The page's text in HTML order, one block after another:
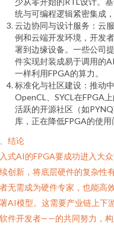
统与可编程逻辑紧密集成
云边协同与设计服务：云
例和云端开发环境，开发
署到边缘设备。一些公司
件实现封装成易于调用的
一样利用FPGA的算力。
标准化与社区建设：推动
OpenCL、SYCL在FPGA
活跃的开源社区（如
库，正在降低FPGA的使用
结论
式AI的FPGA要成功进入大
创新，将底层硬件的复杂性
无需成为硬件专家，也能高
AI模型。这需要产业链上下
件开发者——的共同努力，